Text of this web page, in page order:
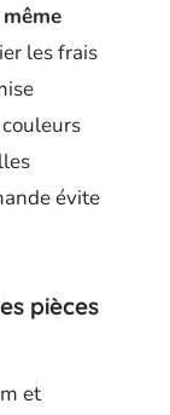
les frais
évite
pièces
et